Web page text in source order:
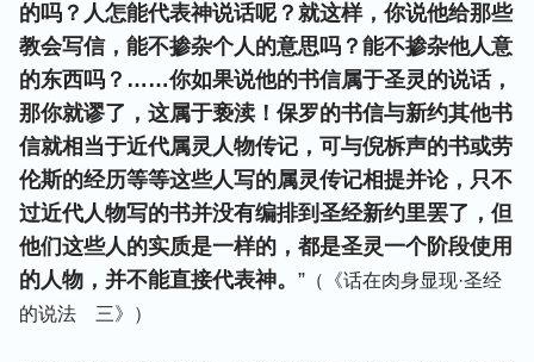
的吗？人怎能代表神说话呢？就这样，你说他给那些
教会写信，能不掺杂个人的意思吗？能不掺杂他人意
的东西吗？……你如果说他的书信属于圣灵的说话，
那你就谬了，这属于亵渎！保罗的书信与新约其他书
信就相当于近代属灵人物传记，可与倪柝声的书或劳
伦斯的经历等等这些人写的属灵传记相提并论，只不
过近代人物写的书并没有编排到圣经新约里罢了，但
他们这些人的实质是一样的，都是圣灵一个阶段使用
的人物，并不能直接代表神。 ” （《话在肉身显现·圣经
的说法 三》）